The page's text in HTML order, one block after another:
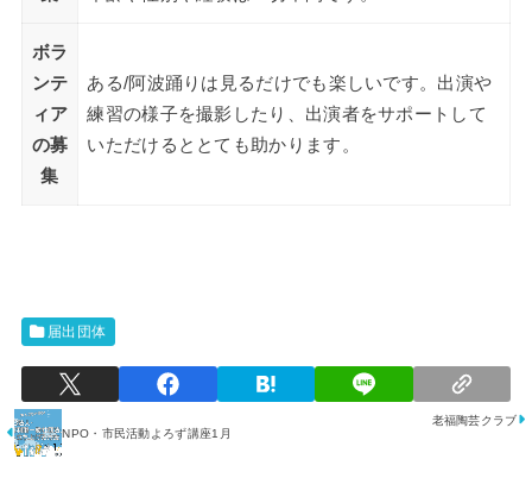
ボラ
ンテ
ィア
の募
集
ある/阿波踊りは見るだけでも楽しいです。出演や
練習の様子を撮影したり、出演者をサポートして
いただけるととても助かります。
届出団体
NPO・市民活動よろず講座1月
老福陶芸クラブ